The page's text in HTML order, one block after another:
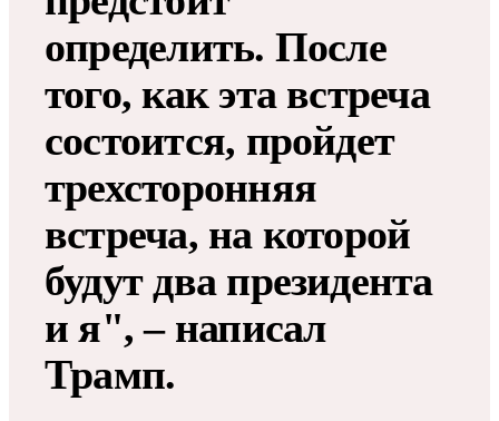
определить. После
того, как эта встреча
состоится, пройдет
трехсторонняя
встреча, на которой
будут два президента
и я", – написал
Трамп.